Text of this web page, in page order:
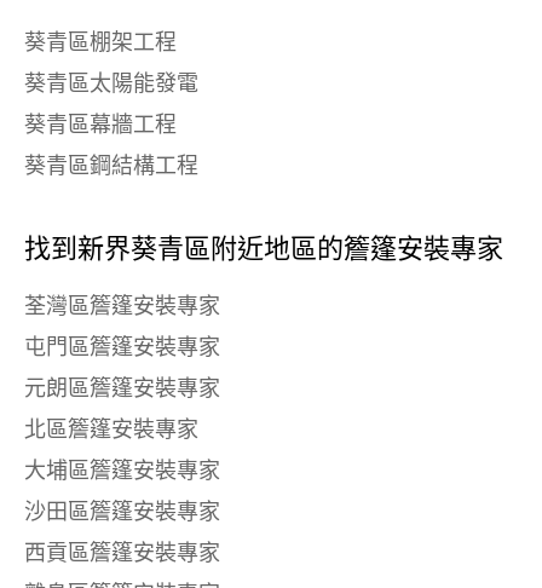
葵青區棚架工程
葵青區太陽能發電
葵青區幕牆工程
葵青區鋼結構工程
找到新界葵青區附近地區的簷篷安裝專家
荃灣區簷篷安裝專家
屯門區簷篷安裝專家
元朗區簷篷安裝專家
北區簷篷安裝專家
大埔區簷篷安裝專家
沙田區簷篷安裝專家
西貢區簷篷安裝專家